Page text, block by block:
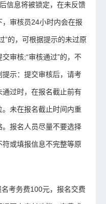
信息将被锁定，在未反馈
审核员24小时内会在报
”的，可根据提示的未过原
审核;“审核通过”的，不
示：提交审核后，请考
过时，在报名截止前有
未在报名截止时间内重
报名人员尽量不要选择
或填报信息不完整等原
考务费100元，报名交费